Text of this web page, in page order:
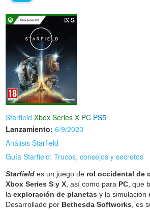
Starfield Xbox Series X PC PS5
Lanzamiento: 6/9/2023
Análisis Starfield
Guía Starfield: Trucos, consejos y secretos
Starfield es un juego de rol occidental de
Xbox Series S y X, así como para PC, que
laexploración de planetas y la simulación
Desarrollado por Bethesda Softworks, es